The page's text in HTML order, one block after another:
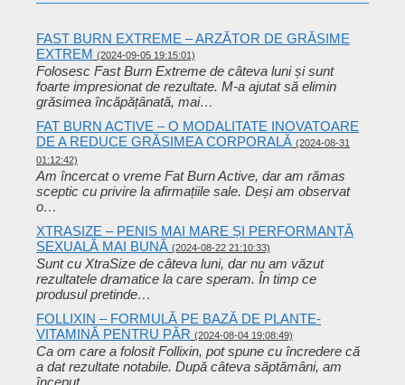
FAST BURN EXTREME – ARZĂTOR DE GRĂSIME
EXTREM (2024-09-05 19:15:01)
Folosesc Fast Burn Extreme de câteva luni și sunt
foarte impresionat de rezultate. M-a ajutat să elimin
grăsimea încăpățânată, mai…
FAT BURN ACTIVE – O MODALITATE INOVATOARE
DE A REDUCE GRĂSIMEA CORPORALĂ (2024-08-31
01:12:42)
Am încercat o vreme Fat Burn Active, dar am rămas
sceptic cu privire la afirmațiile sale. Deși am observat
o…
XTRASIZE – PENIS MAI MARE ȘI PERFORMANȚĂ
SEXUALĂ MAI BUNĂ (2024-08-22 21:10:33)
Sunt cu XtraSize de câteva luni, dar nu am văzut
rezultatele dramatice la care speram. În timp ce
produsul pretinde…
FOLLIXIN – FORMULĂ PE BAZĂ DE PLANTE-
VITAMINĂ PENTRU PĂR (2024-08-04 19:08:49)
Ca om care a folosit Follixin, pot spune cu încredere că
a dat rezultate notabile. După câteva săptămâni, am
început…